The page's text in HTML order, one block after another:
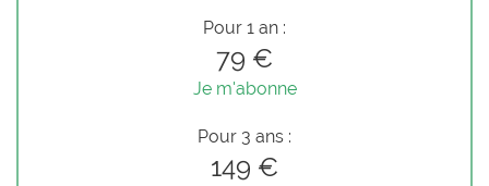
Pour 1 an :
79 €
Je m'abonne
Pour 3 ans :
149 €